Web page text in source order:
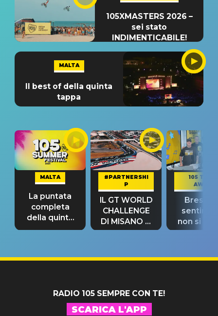
105XMASTERS 2026 –
sei stato
INDIMENTICABILE!
MALTA
Il best of della quinta
tappa
MALTA
La puntata
completa
della quinta
tappa
#PARTNERSHI
P
IL GT WORLD
CHALLENGE
DI MISANO si
riconferma
105 TAKE
AWAY
Bresh:
non si
fino alla
RADIO 105 SEMPRE CON TE!
SCARICA L'APP